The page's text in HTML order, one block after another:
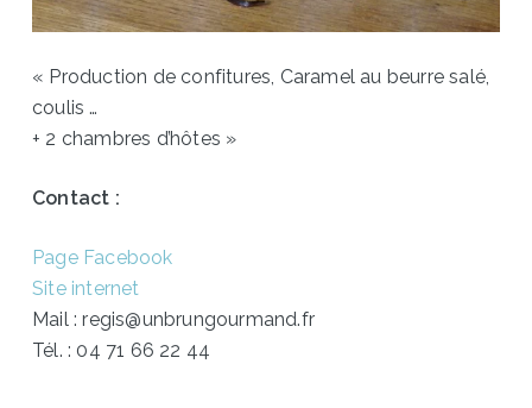
« Production de confitures, Caramel au beurre salé,
coulis …
+ 2 chambres d’hôtes »
Contact :
Page Facebook
Site internet
Mail : regis@unbrungourmand.fr
Tél. : 04 71 66 22 44